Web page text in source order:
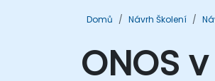
Domů Návrh Školení
ONOS